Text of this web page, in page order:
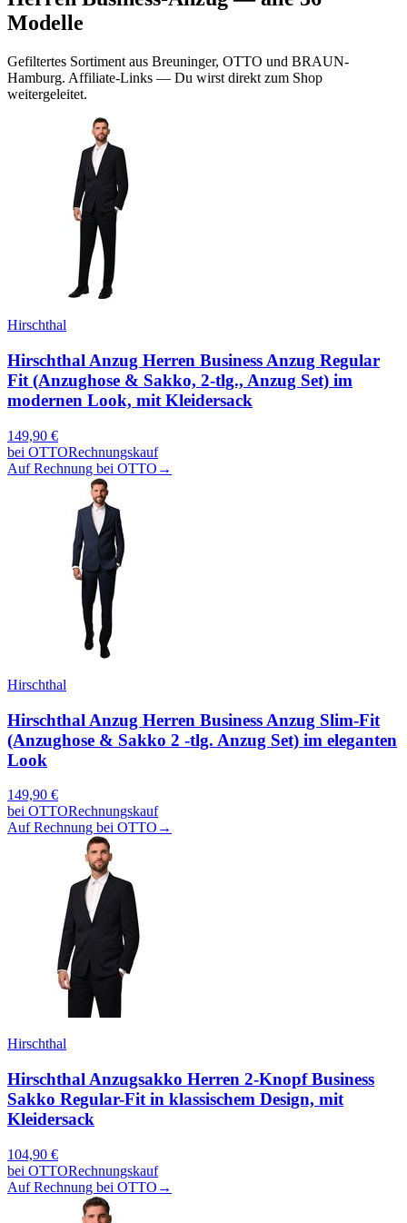
Modelle
Gefiltertes Sortiment aus Breuninger, OTTO und BRAUN-
Hamburg. Affiliate-Links — Du wirst direkt zum Shop
weitergeleitet.
Hirschthal
Hirschthal Anzug Herren Business Anzug Regular
Fit (Anzughose & Sakko, 2-tlg., Anzug Set) im
modernen Look, mit Kleidersack
149,90 €
bei OTTORechnungskauf
Auf Rechnung bei OTTO →
Hirschthal
Hirschthal Anzug Herren Business Anzug Slim-Fit
(Anzughose & Sakko 2 -tlg. Anzug Set) im eleganten
Look
149,90 €
bei OTTORechnungskauf
Auf Rechnung bei OTTO →
Hirschthal
Hirschthal Anzugsakko Herren 2-Knopf Business
Sakko Regular-Fit in klassischem Design, mit
Kleidersack
104,90 €
bei OTTORechnungskauf
Auf Rechnung bei OTTO →